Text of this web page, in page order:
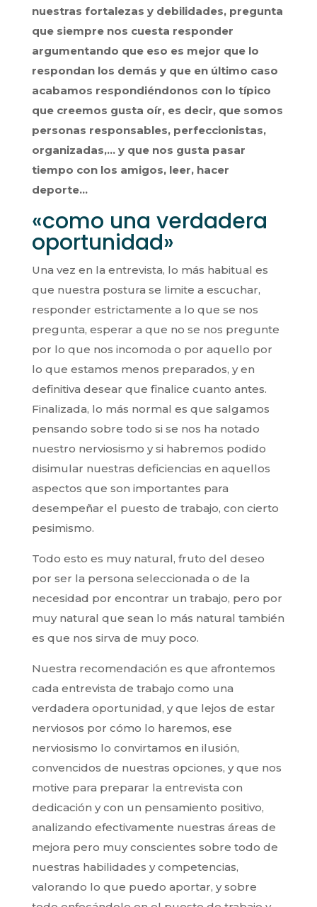
nuestras fortalezas y debilidades, pregunta
que siempre nos cuesta responder
argumentando que eso es mejor que lo
respondan los demás y que en último caso
acabamos respondiéndonos con lo típico
que creemos gusta oír, es decir, que somos
personas responsables, perfeccionistas,
organizadas,… y que nos gusta pasar
tiempo con los amigos, leer, hacer
deporte…
«como una verdadera
oportunidad»
Una vez en la entrevista, lo más habitual es
que nuestra postura se limite a escuchar,
responder estrictamente a lo que se nos
pregunta, esperar a que no se nos pregunte
por lo que nos incomoda o por aquello por
lo que estamos menos preparados, y en
definitiva desear que finalice cuanto antes.
Finalizada, lo más normal es que salgamos
pensando sobre todo si se nos ha notado
nuestro nerviosismo y si habremos podido
disimular nuestras deficiencias en aquellos
aspectos que son importantes para
desempeñar el puesto de trabajo, con cierto
pesimismo.
Todo esto es muy natural, fruto del deseo
por ser la persona seleccionada o de la
necesidad por encontrar un trabajo, pero por
muy natural que sean lo más natural también
es que nos sirva de muy poco.
Nuestra recomendación es que afrontemos
cada entrevista de trabajo como una
verdadera oportunidad, y que lejos de estar
nerviosos por cómo lo haremos, ese
nerviosismo lo convirtamos en ilusión,
convencidos de nuestras opciones, y que nos
motive para preparar la entrevista con
dedicación y con un pensamiento positivo,
analizando efectivamente nuestras áreas de
mejora pero muy conscientes sobre todo de
nuestras habilidades y competencias,
valorando lo que puedo aportar, y sobre